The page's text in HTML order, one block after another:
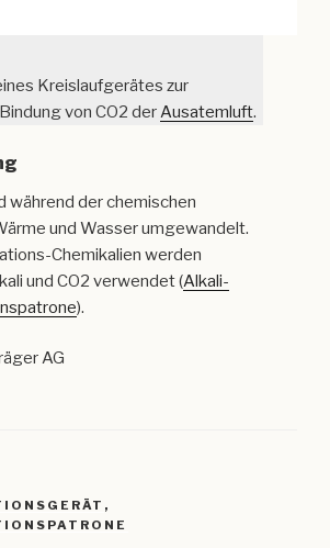
Kreislaufgerätes zur
von CO2 derAusatemluft.
während der chemischen
und Wasser umgewandelt.
Chemikalien werden
und CO2 verwendet (Alkali-
).
AG
,